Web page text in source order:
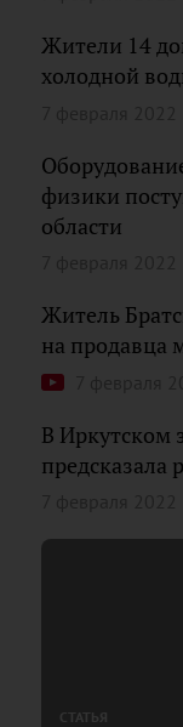
Жители 14
холодной
физики
области
Житель
на продавца
В Иркутском
предсказала
СТАТЬЯ